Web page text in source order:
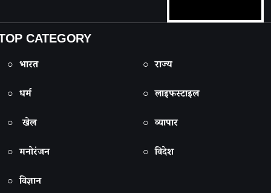
CATEGORY
○ भारत
○ राज्य
○ धर्म
○ लाइफस्टाइल
○ खेल
○ व्यापार
○ मनोरंजन
○ विदेश
○ विज्ञान